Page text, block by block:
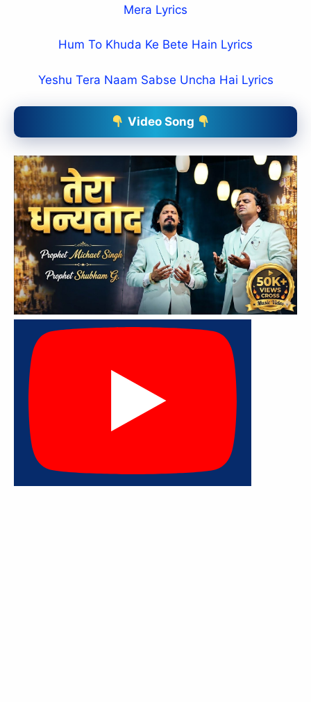
Mera Lyrics
Hum To Khuda Ke Bete Hain Lyrics
Yeshu Tera Naam Sabse Uncha Hai Lyrics
Video Song